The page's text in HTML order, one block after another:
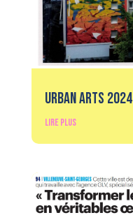
Urban Arts 2024
lire plus